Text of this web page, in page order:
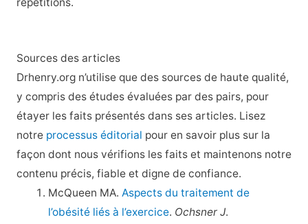
Sources des articles
Drhenry.org n’utilise que des sources de haute qualité,
y compris des études évaluées par des pairs, pour
étayer les faits présentés dans ses articles. Lisez
notre processus éditorial pour en savoir plus sur la
façon dont nous vérifions les faits et maintenons notre
contenu précis, fiable et digne de confiance.
McQueen MA.Aspects du traitement de
l’obésité liés à l’exercice. Ochsner J.